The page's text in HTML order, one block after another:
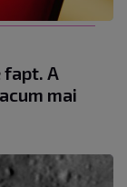
fapt. A
mai